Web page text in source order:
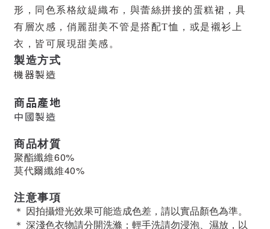
形，同色系格紋緹織布，與蕾絲拼接的蛋糕裙，具
有層次感，俏麗甜美不管是搭配T恤，或是襯衫上
衣，皆可展現甜美感。
製造方式
機器製造
商品產地
中國製造
商品材質
聚酯纖維60%
莫代爾纖維40%
注意事項
＊ 因拍攝燈光效果可能造成色差，請以實品顏色為準。
＊ 深淺色衣物請分開洗滌；輕手洗請勿浸泡、濕放，以